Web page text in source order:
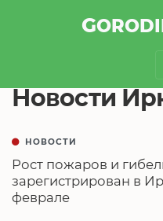
GOROD
Новости
НОВОСТИ
Рост пожаров и
зарегистрирован в
феврале